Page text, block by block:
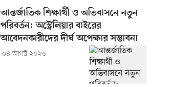
আন্তর্জাতিক শিক্ষার্থী ও অভিবাসনে নতুন
পরিবর্তন: অস্ট্রেলিয়ার বাইরের
আবেদনকারীদের দীর্ঘ অপেক্ষার সম্ভাবনা
০৪ আগস্ট ২০২৬